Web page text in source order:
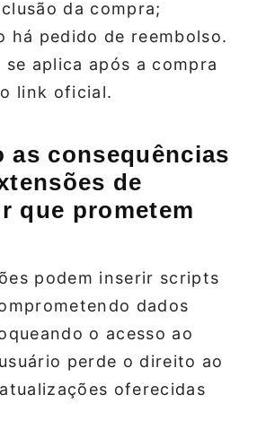
da compra;
há pedido de reembolso.
aplica após a compra
link oficial.
as consequências
de
que prometem
podem inserir scripts
dados
o acesso ao
perde o direito ao
oferecidas